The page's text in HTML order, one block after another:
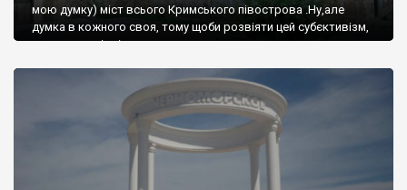
мою думку) міст всього Кримського півострова .Ну,але
думка в кожного своя, тому щоби розвіяти цей субєктивізм,
запрошую відвідати це